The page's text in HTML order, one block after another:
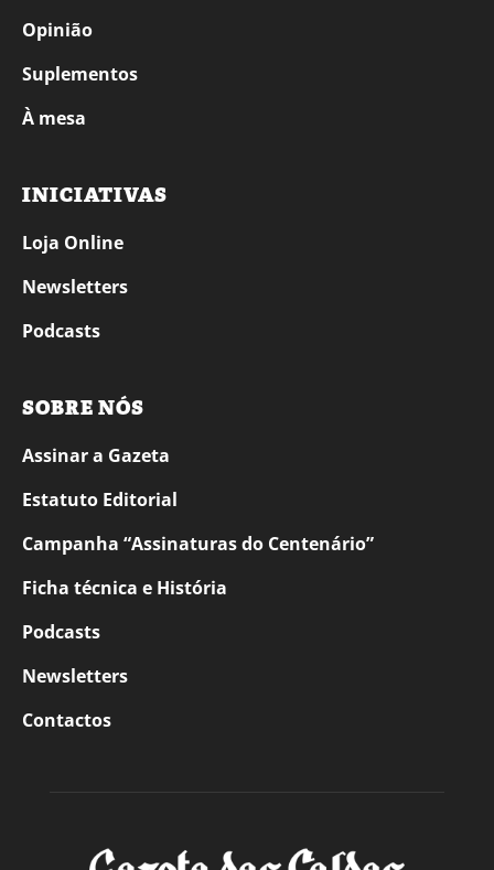
Opinião
Suplementos
À mesa
INICIATIVAS
Loja Online
Newsletters
Podcasts
SOBRE NÓS
Assinar a Gazeta
Estatuto Editorial
Campanha “Assinaturas do Centenário”
Ficha técnica e História
Podcasts
Newsletters
Contactos